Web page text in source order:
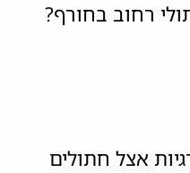
רחוב בחורף?
אצל חתולים